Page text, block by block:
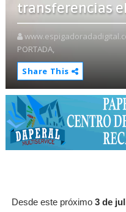
transferencias
PORTADA,
Share This
Desde este próximo 3 de